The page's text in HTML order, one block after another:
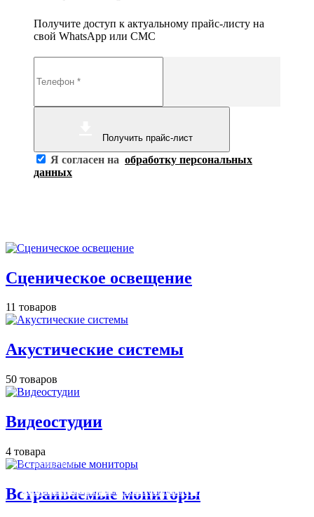
Получите доступ к актуальному прайс-листу на
свой WhatsApp или СМС
Получить прайс-лист
Я согласен на обработку персональных
данных
Cценическое освещение
11 товаров
Акустические системы
50 товаров
Видеостудии
4 товара
Встраиваемые мониторы
Здания префектуры ТиНАО
Калужский завод путевых машин и гидроприводов
Освещение
МЕРЛЕН»
Железнодорожный вокзал Арзамас-1